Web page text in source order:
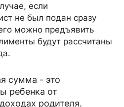
если
не был подан сразу
можно предъявить
будут рассчитаны
сумма - это
ребенка от
родителя.